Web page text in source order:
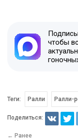
чтобы
Теги: Ралли Ралли-
Поделиться:
← Ранее